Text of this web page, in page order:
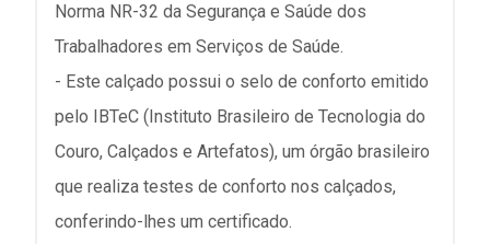
Norma NR-32 da Segurança e Saúde dos
Trabalhadores em Serviços de Saúde.
- Este calçado possui o selo de conforto emitido
pelo IBTeC (Instituto Brasileiro de Tecnologia do
Couro, Calçados e Artefatos), um órgão brasileiro
que realiza testes de conforto nos calçados,
conferindo-lhes um certificado.